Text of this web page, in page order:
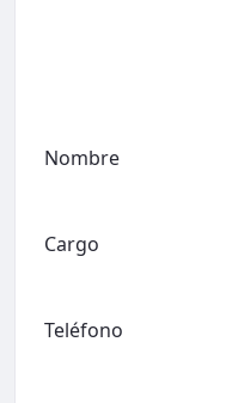
Nombre
Cargo
Teléfono